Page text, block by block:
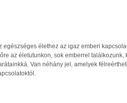
egészséges élethez az igaz emberi
az életutunkon, sok emberrel
Van néhány jel, amelyek